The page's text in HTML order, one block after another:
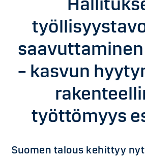
– kasvun
työttömyys
Suomen talous kehittyy